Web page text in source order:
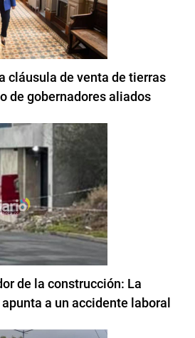
cláusula de venta de tierras
de gobernadores aliados
de la construcción: La
a un accidente laboral